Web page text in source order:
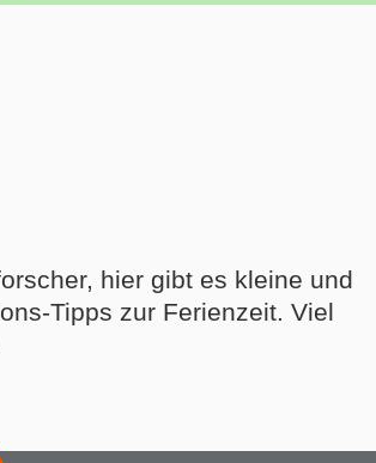
hier gibt es kleine und
Tipps zur Ferienzeit. Viel